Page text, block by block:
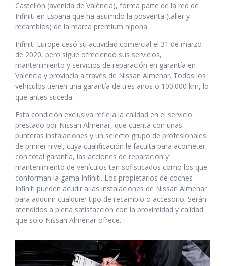
Castellón (avenida de València), forma parte de la red de
Infiniti en España que ha asumido la posventa (taller y
recambios) de la marca premium nipona.
Infiniti Europe cesó su actividad comercial el 31 de marzo
de 2020, pero sigue ofreciendo sus servicios,
mantenimiento y servicios de reparación en garantía en
Valencia y provincia a través de Nissan Almenar. Todos los
vehículos tienen una garantía de tres años o 100.000 km, lo
que antes suceda.
Esta condición exclusiva refleja la calidad en el servicio
prestado por Nissan Almenar, que cuenta con unas
punteras instalaciones y un selecto grupo de profesionales
de primer nivel, cuya cualificación le faculta para acometer,
con total garantía, las acciones de reparación y
mantenimiento de vehículos tan sofisticados como los que
conforman la gama Infiniti. Los propietarios de coches
Infiniti pueden acudir a las instalaciones de Nissan Almenar
para adquirir cualquier tipo de recambio o accesorio. Serán
atendidos a plena satisfacción con la proximidad y calidad
que solo Nissan Almenar ofrece.